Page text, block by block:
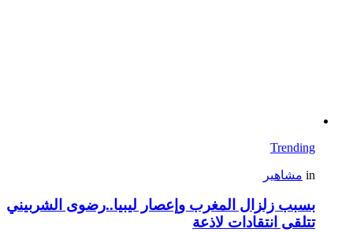
Trending
in مشاهير
بسبب زلزال المغرب وإعصار ليبيا..رضوى الشربيني
تتلقى انتقادات لاذعة